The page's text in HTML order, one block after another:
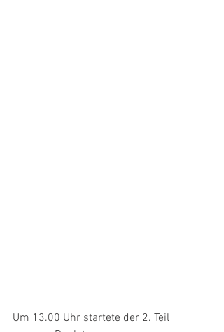
Um 13.00 Uhr startete der 2. Teil